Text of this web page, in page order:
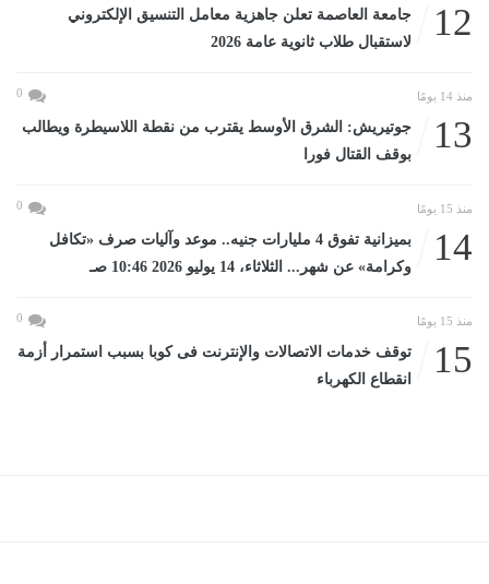
12
جامعة العاصمة تعلن جاهزية معامل التنسيق الإلكتروني
لاستقبال طلاب ثانوية عامة 2026
منذ 14 يومًا 0
13
جوتيريش: الشرق الأوسط يقترب من نقطة اللاسيطرة ويطالب
بوقف القتال فورا
منذ 15 يومًا 0
14
بميزانية تفوق 4 مليارات جنيه.. موعد وآليات صرف «تكافل
وكرامة» عن شهر... الثلاثاء، 14 يوليو 2026 10:46 صـ
منذ 15 يومًا 0
15
توقف خدمات الاتصالات والإنترنت فى كوبا بسبب استمرار أزمة
انقطاع الكهرباء